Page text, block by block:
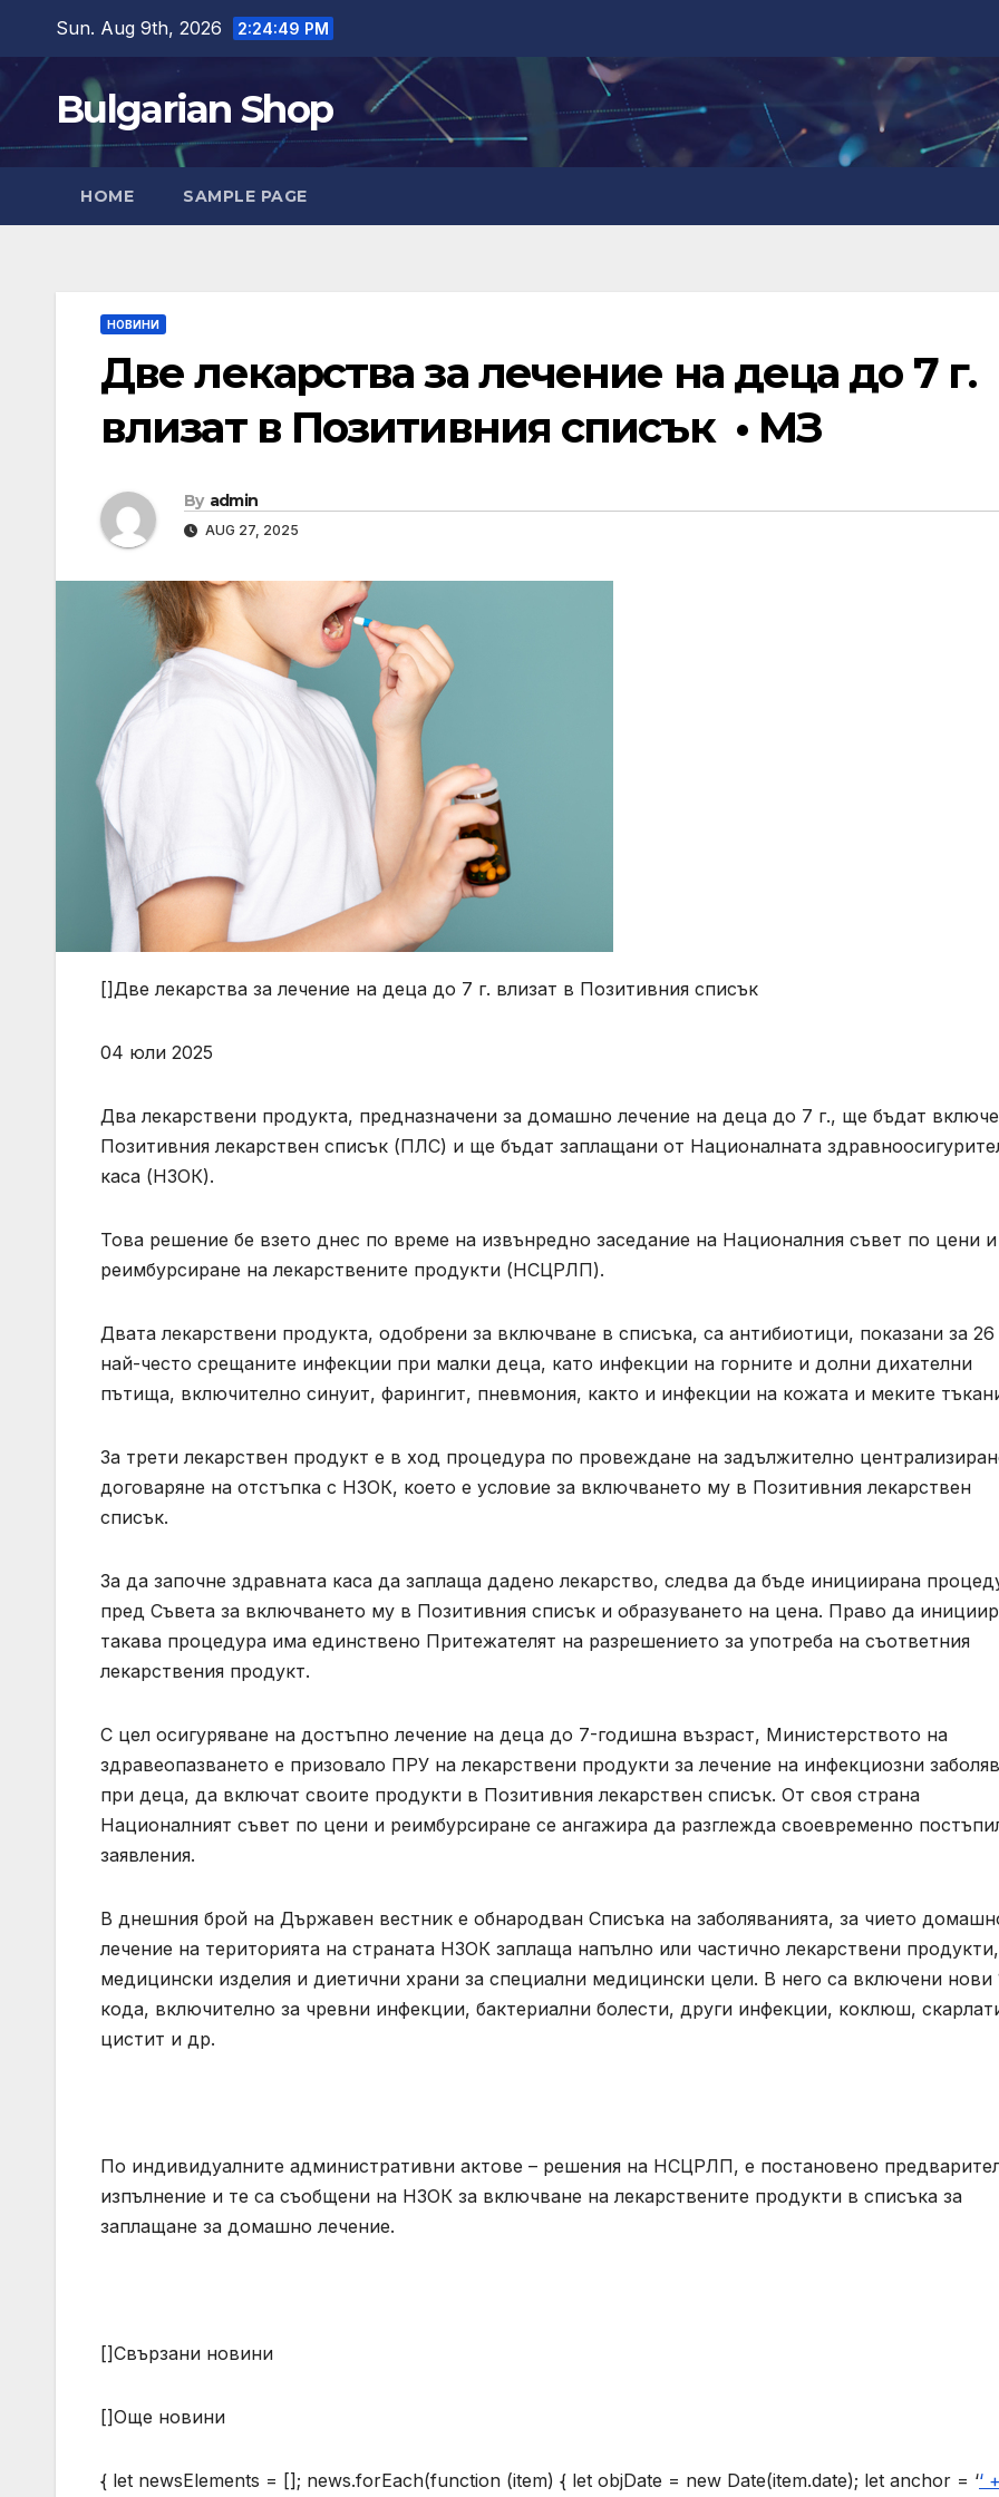
content
Sun. Aug 9th, 2026 2:24:50 PM
Bulgarian Shop
HOME SAMPLE PAGE
НОВИНИ
Две лекарства за лечение на деца до 7 г.
влизат в Позитивния списък • МЗ
By admin
AUG 27, 2025
[]Две лекарства за лечение на деца до 7 г. влизат в Позитивния списък
04 юли 2025
Два лекарствени продукта, предназначени за домашно лечение на деца до 7 г., ще бъдат
Позитивния лекарствен списък (ПЛС) и ще бъдат заплащани от Националната
каса (НЗОК).
Това решение бе взето днес по време на извънредно заседание на Националния съвет по цени и
реимбурсиране на лекарствените продукти (НСЦРЛП).
Двата лекарствени продукта, одобрени за включване в списъка, са антибиотици, показани за 26
най-често срещаните инфекции при малки деца, като инфекции на горните и долни дихателни
пътища, включително синуит, фарингит, пневмония, както и инфекции на кожата и меките
За трети лекарствен продукт е в ход процедура по провеждане на задължително
договаряне на отстъпка с НЗОК, което е условие за включването му в Позитивния лекарствен
списък.
За да започне здравната каса да заплаща дадено лекарство, следва да бъде инициирана
пред Съвета за включването му в Позитивния списък и образуването на цена. Право да
такава процедура има единствено Притежателят на разрешението за употреба на съответния
лекарствения продукт.
С цел осигуряване на достъпно лечение на деца до 7-годишна възраст, Министерството на
здравеопазването е призовало ПРУ на лекарствени продукти за лечение на инфекциозни
при деца, да включат своите продукти в Позитивния лекарствен списък. От своя страна
Националният съвет по цени и реимбурсиране се ангажира да разглежда своевременно
заявления.
В днешния брой на Държавен вестник е обнародван Списъка на заболяванията, за чието
лечение на територията на страната НЗОК заплаща напълно или частично лекарствени продукти,
медицински изделия и диетични храни за специални медицински цели. В него са включени нови
кода, включително за чревни инфекции, бактериални болести, други инфекции, коклюш,
цистит и др.
По индивидуалните административни актове – решения на НСЦРЛП, е постановено
изпълнение и те са съобщени на НЗОК за включване на лекарствените продукти в списъка за
заплащане за домашно лечение.
[]Свързани новини
[]Още новини
{ let newsElements = []; news.forEach(function (item) { let objDate = new Date(item.date); let anchor = ‘‘ +